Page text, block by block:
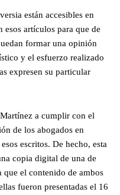
están accesibles en
esos artículos para que de
formar una opinión
y el esfuerzo realizado
expresen su particular
a cumplir con el
de los abogados en
escritos. De hecho, esta
copia digital de una de
que el contenido de ambos
fueron presentadas el 16